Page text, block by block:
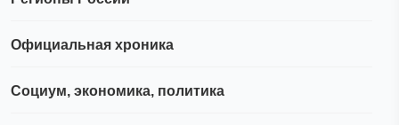
Официальная хроника
Социум, экономика, политика